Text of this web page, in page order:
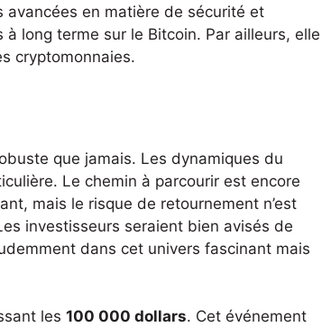
avancées en matière de sécurité et
long terme sur le Bitcoin. Par ailleurs, elle
cryptomonnaies.
que jamais. Les dynamiques du
Le chemin à parcourir est encore
mais le risque de retournement n’est
investisseurs seraient bien avisés de
dans cet univers fascinant mais
les 100 000 dollars. Cet événement